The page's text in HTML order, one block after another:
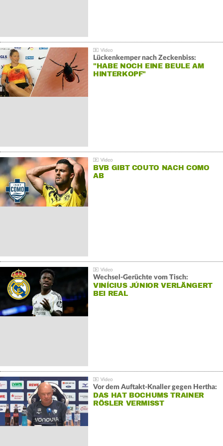
Lückenkemper nach Zeckenbiss:
"HABE NOCH EINE BEULE AM
HINTERKOPF"
BVB GIBT COUTO NACH COMO
AB
Wechsel-Gerüchte vom Tisch:
VINÍCIUS JÚNIOR VERLÄNGERT
BEI REAL
Vor dem Auftakt-Knaller gegen Hertha:
DAS HAT BOCHUMS TRAINER
RÖSLER VERMISST